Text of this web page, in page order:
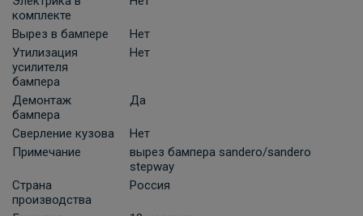
В корзину
-13pin
11 740 ₽
В корзину
комплекте
Вырез в бампере
Нет
Утилизация
усилителя
бампера
Нет
Демонтаж
бампера
Да
Сверление кузова
Нет
Примечание
вырез бампера sandero/sandero
stepway
Страна
производства
Россия